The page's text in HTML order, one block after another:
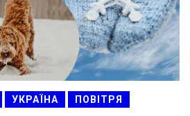
УКРАЇНА ПОВІТРЯ